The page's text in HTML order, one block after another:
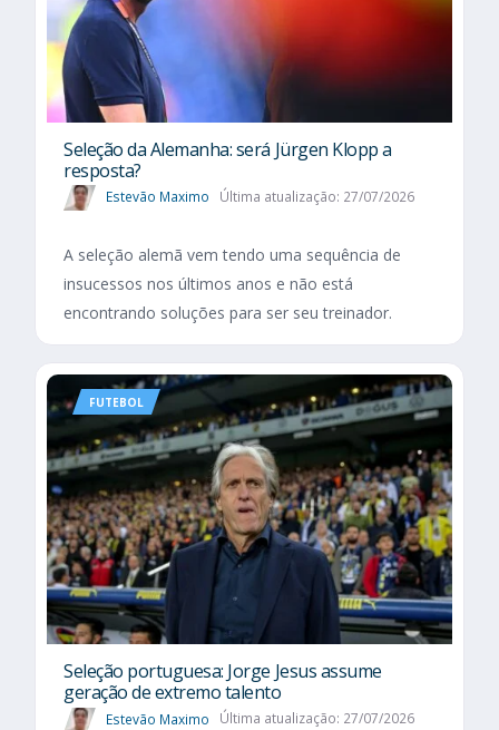
Seleção da Alemanha: será Jürgen Klopp a
resposta?
Estevão Maximo Última atualização: 27/07/2026
A seleção alemã vem tendo uma sequência de
insucessos nos últimos anos e não está
encontrando soluções para ser seu treinador.
FUTEBOL
Seleção portuguesa: Jorge Jesus assume
geração de extremo talento
Estevão Maximo Última atualização: 27/07/2026